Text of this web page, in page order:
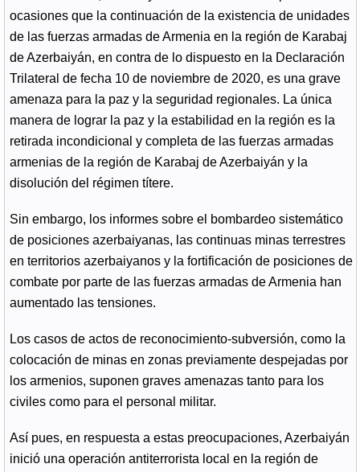
ocasiones que la continuación de la existencia de unidades
de las fuerzas armadas de Armenia en la región de Karabaj
de Azerbaiyán, en contra de lo dispuesto en la Declaración
Trilateral de fecha 10 de noviembre de 2020, es una grave
amenaza para la paz y la seguridad regionales. La única
manera de lograr la paz y la estabilidad en la región es la
retirada incondicional y completa de las fuerzas armadas
armenias de la región de Karabaj de Azerbaiyán y la
disolución del régimen títere.
Sin embargo, los informes sobre el bombardeo sistemático
de posiciones azerbaiyanas, las continuas minas terrestres
en territorios azerbaiyanos y la fortificación de posiciones de
combate por parte de las fuerzas armadas de Armenia han
aumentado las tensiones.
Los casos de actos de reconocimiento-subversión, como la
colocación de minas en zonas previamente despejadas por
los armenios, suponen graves amenazas tanto para los
civiles como para el personal militar.
Así pues, en respuesta a estas preocupaciones, Azerbaiyán
inició una operación antiterrorista local en la región de